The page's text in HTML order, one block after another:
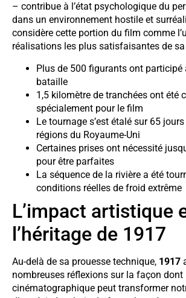
– contribue à l’état psychologique du
dans un environnement hostile et
considère cette portion du film comme
réalisations les plus satisfaisantes de
Plus de 500 figurants ont participé
bataille
1,5 kilomètre de tranchées ont été
spécialement pour le film
Le tournage s’est étalé sur 65
régions du Royaume-Uni
Certaines prises ont nécessité
pour être parfaites
La séquence de la rivière a été
conditions réelles de froid extrême
L’impact artistique
l’héritage de 1917
Au-delà de sa prouesse technique, 1917
nombreuses réflexions sur la façon
cinématographique peut transformer